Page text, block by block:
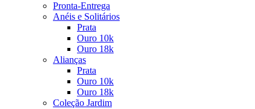
Pronta-Entrega
Anéis e Solitários
Prata
Ouro 10k
Ouro 18k
Alianças
Prata
Ouro 10k
Ouro 18k
Coleção Jardim